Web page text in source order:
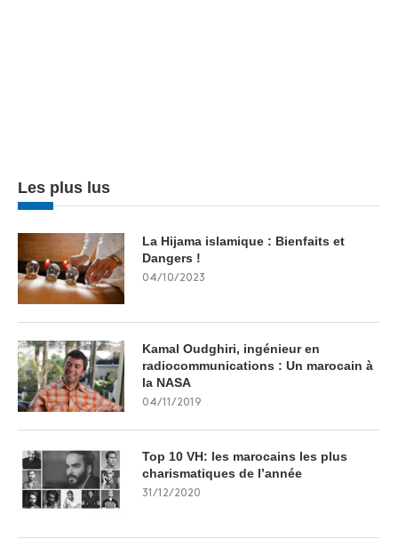
Les plus lus
La Hijama islamique : Bienfaits et
Dangers !
04/10/2023
Kamal Oudghiri, ingénieur en
radiocommunications : Un marocain à
la NASA
04/11/2019
Top 10 VH: les marocains les plus
charismatiques de l’année
31/12/2020